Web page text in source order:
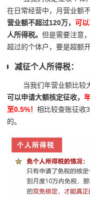
在日常经营中，月营业额
营业额不超过120万， 可以
人所得税。 但是需要注意
超过的个体户，要是超额
减征个人所得税：
当我们年营业额比较大
可以申请大额核定征收，
至0.5%！ 相比较查账征收
的。